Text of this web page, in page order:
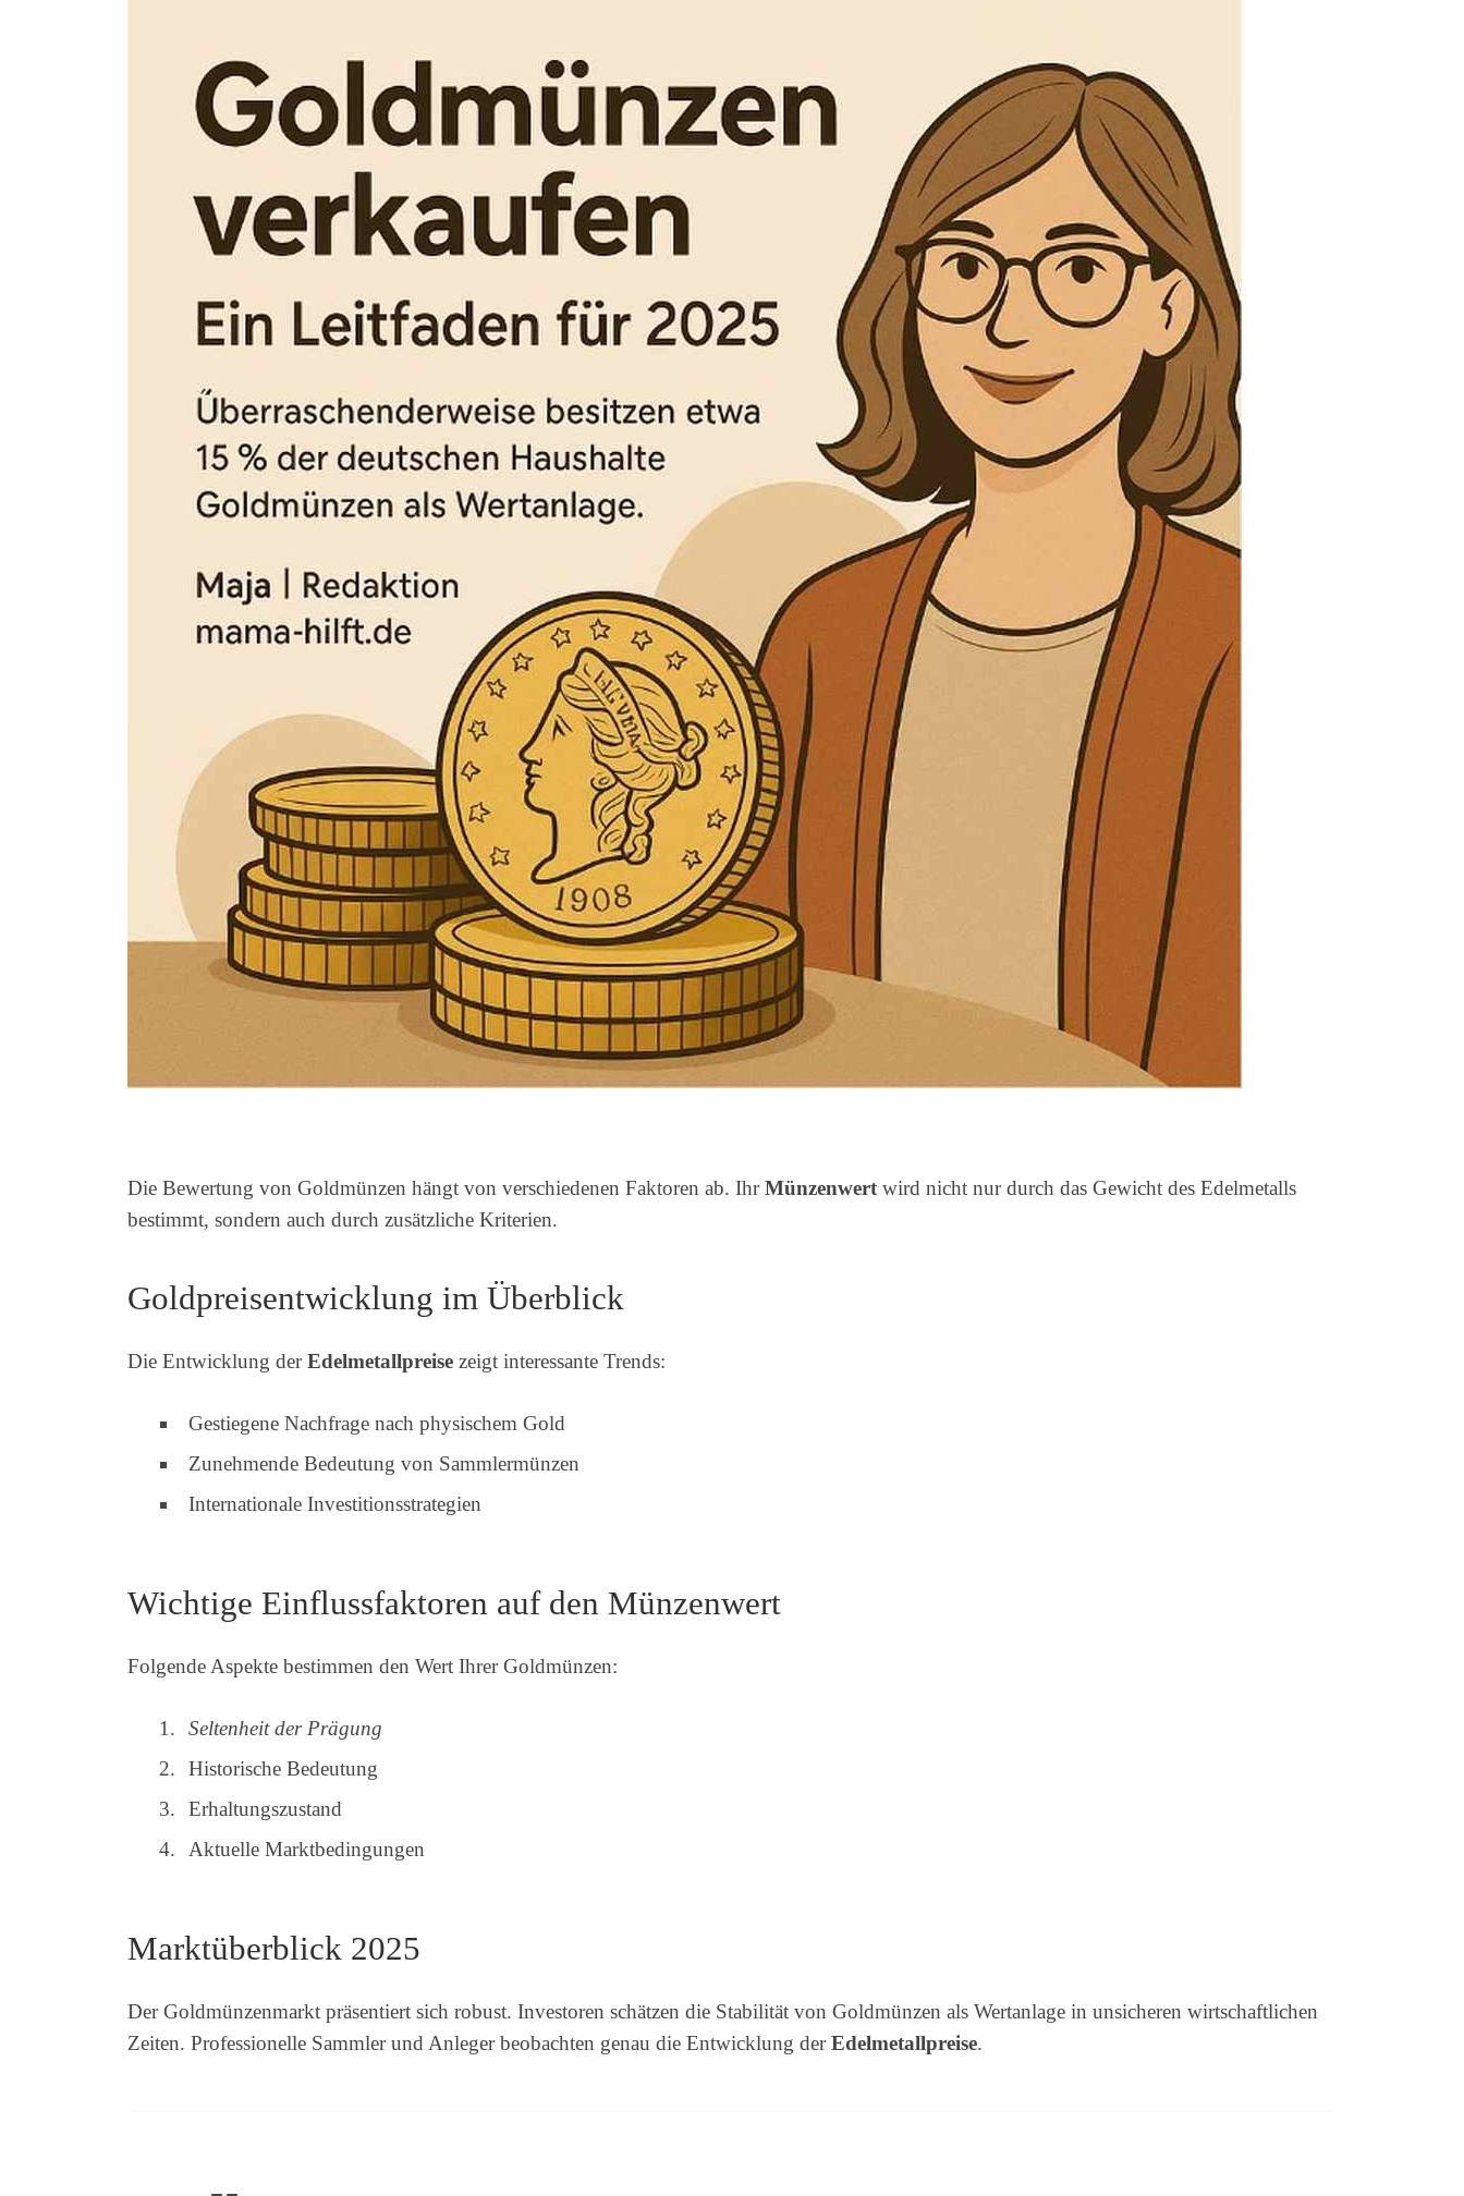
Die Bewertung von Goldmünzen hängt von verschiedenen Faktoren ab. IhrMünzenwert wird nicht nur durch das Gewicht des Edelmetalls
bestimmt, sondern auch durch zusätzliche Kriterien.
Goldpreisentwicklung im Überblick
Die Entwicklung derEdelmetallpreise zeigt interessante Trends:
Gestiegene Nachfrage nach physischem Gold
Zunehmende Bedeutung von Sammlermünzen
Internationale Investitionsstrategien
Wichtige Einflussfaktoren auf den Münzenwert
Folgende Aspekte bestimmen den Wert Ihrer Goldmünzen:
Seltenheit der Prägung
Historische Bedeutung
Erhaltungszustand
Aktuelle Marktbedingungen
Marktüberblick 2025
Der Goldmünzenmarkt präsentiert sich robust. Investoren schätzen die Stabilität von Goldmünzen als Wertanlage in unsicheren wirtschaftlichen
Zeiten. Professionelle Sammler und Anleger beobachten genau die Entwicklung derEdelmetallpreise.